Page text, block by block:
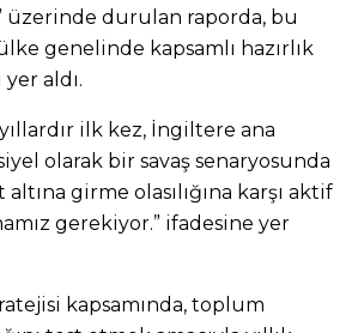
üzerinde durulan raporda, bu
genelinde kapsamlı hazırlık
yer aldı.
ilk kez, İngiltere ana
olarak bir savaş senaryosunda
girme olasılığına karşı aktif
gerekiyor.” ifadesine yer
kapsamında, toplum